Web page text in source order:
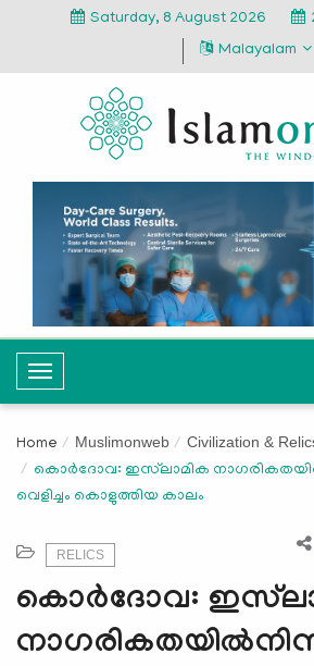
Saturday, 8 August 2026
Malayalam
T
o
g
l
e
i
g
Home Muslimonweb Civilization &
കൊര്‍ദോവ: ഇസ്‌ലാമിക
വെളിച്ചം കൊളുത്തിയ കാലം
RELICS
കൊര്‍ദോവ: